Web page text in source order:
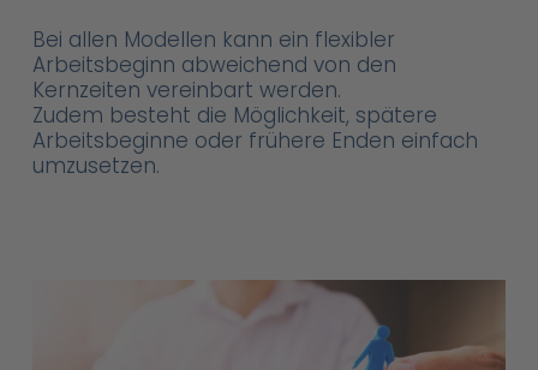
Bei allen Modellen kann ein flexibler
Arbeitsbeginn abweichend von den
Kernzeiten vereinbart werden.
Zudem besteht die Möglichkeit, spätere
Arbeitsbeginne oder frühere Enden einfach
umzusetzen.